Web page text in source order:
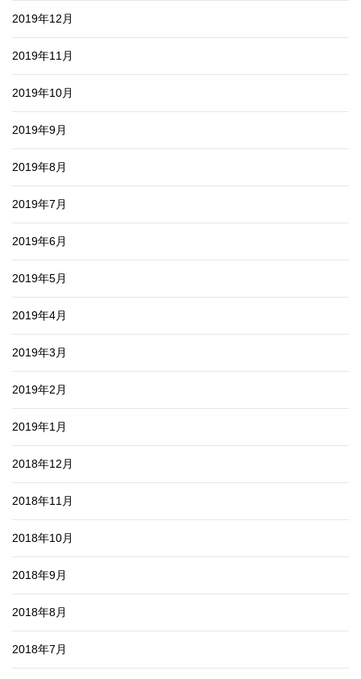
2019年12月
2019年11月
2019年10月
2019年9月
2019年8月
2019年7月
2019年6月
2019年5月
2019年4月
2019年3月
2019年2月
2019年1月
2018年12月
2018年11月
2018年10月
2018年9月
2018年8月
2018年7月